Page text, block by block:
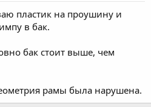
пластик на проушину и
в бак.
бак стоит выше, чем
рамы была нарушена.